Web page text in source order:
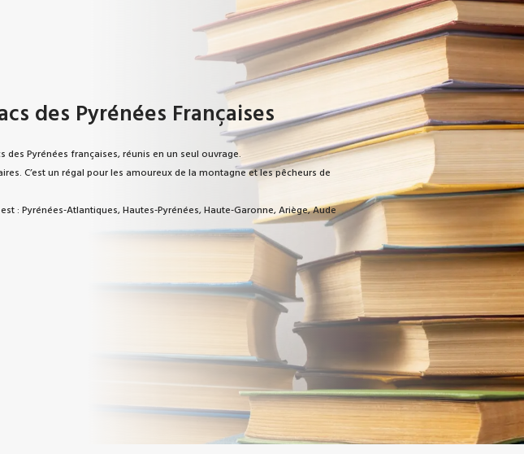
des Pyrénées Françaises
des Pyrénées françaises, réunis en un seul ouvrage.
C’est un régal pour les amoureux de la montagne et les pêcheurs de
: Pyrénées-Atlantiques, Hautes-Pyrénées, Haute-Garonne, Ariège, Aude